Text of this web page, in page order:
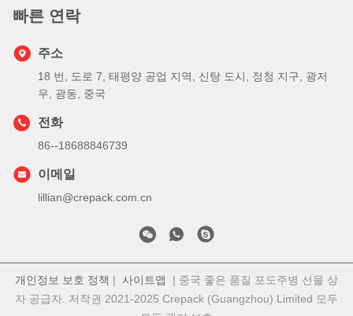
빠른 연락
주소
18 번, 도로 7, 태평양 공업 지역, 신탕 도시, 정청 지구, 광저
우, 광동, 중국
전화
86--18688846739
이메일
lillian@crepack.com.cn
개인정보 보호 정책 | 사이트맵
| 중국 좋은 품질 포도주병 선물 상
자 공급자. 저작권 2021-2025 Crepack (Guangzhou) Limited 모두